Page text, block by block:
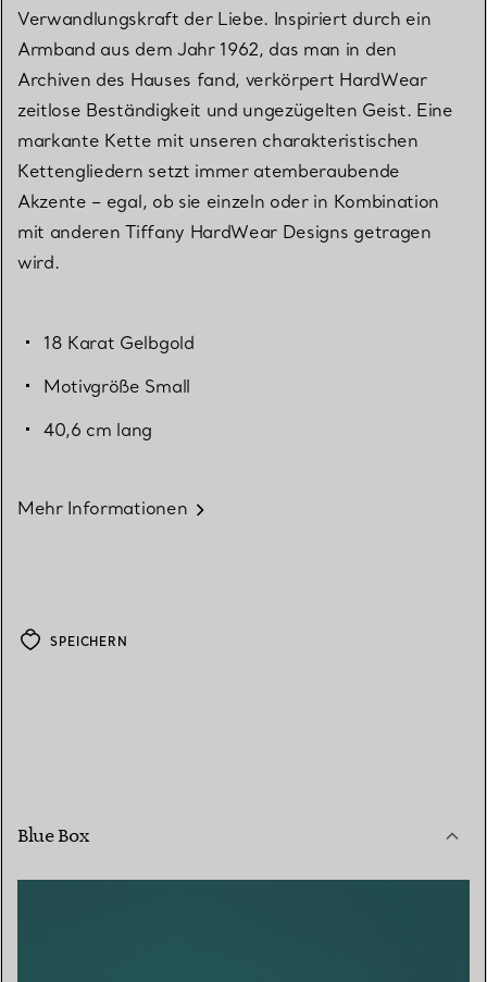
Verwandlungskraft der Liebe. Inspiriert durch ein
Armband aus dem Jahr 1962, das man in den
Archiven des Hauses fand, verkörpert HardWear
zeitlose Beständigkeit und ungezügelten Geist. Eine
markante Kette mit unseren charakteristischen
Kettengliedern setzt immer atemberaubende
Akzente – egal, ob sie einzeln oder in Kombination
mit anderen Tiffany HardWear Designs getragen
wird.
18 Karat Gelbgold
Motivgröße Small
40,6 cm lang
Mehr Informationen
SPEICHERN
Blue Box